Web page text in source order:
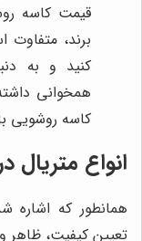
قیمت کاسه
برند،
کنید و به
همخوانی
کاسه روشویی
انواع
همانطور که اشاره
تعیین کیفیت، ظاهر